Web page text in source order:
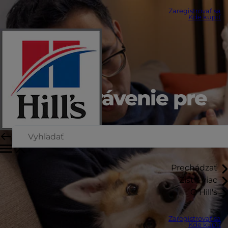
Zaregistrovať sa
Kde kúpiť
Prechádzať
Zistiť viac
O Hill's
Zaregistrovať sa
Kde kúpiť
Zdravé trávenie pre
psov